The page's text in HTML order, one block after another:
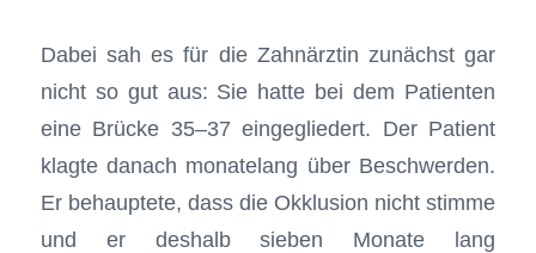
Dabei sah es für die Zahnärztin zunächst gar
nicht so gut aus: Sie hatte bei dem Patienten
eine Brücke 35–37 eingegliedert. Der Patient
klagte danach monatelang über Beschwerden.
Er behauptete, dass die Okklusion nicht stimme
und er deshalb sieben Monate lang